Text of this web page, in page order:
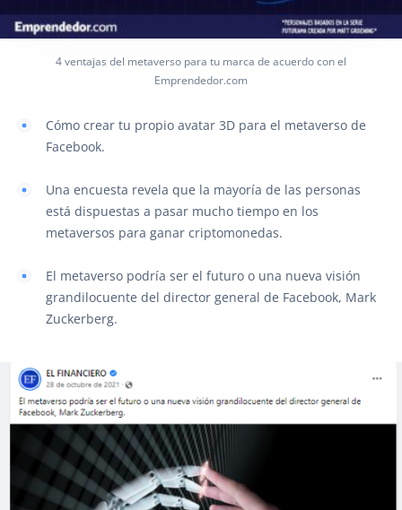
4 ventajas del metaverso para tu marca de acuerdo con el
Emprendedor.com
Cómo crear tu propio avatar 3D para el metaverso de
Facebook.
Una encuesta revela que la mayoría de las personas
está dispuestas a pasar mucho tiempo en los
metaversos para ganar criptomonedas.
El metaverso podría ser el futuro o una nueva visión
grandilocuente del director general de Facebook, Mark
Zuckerberg.